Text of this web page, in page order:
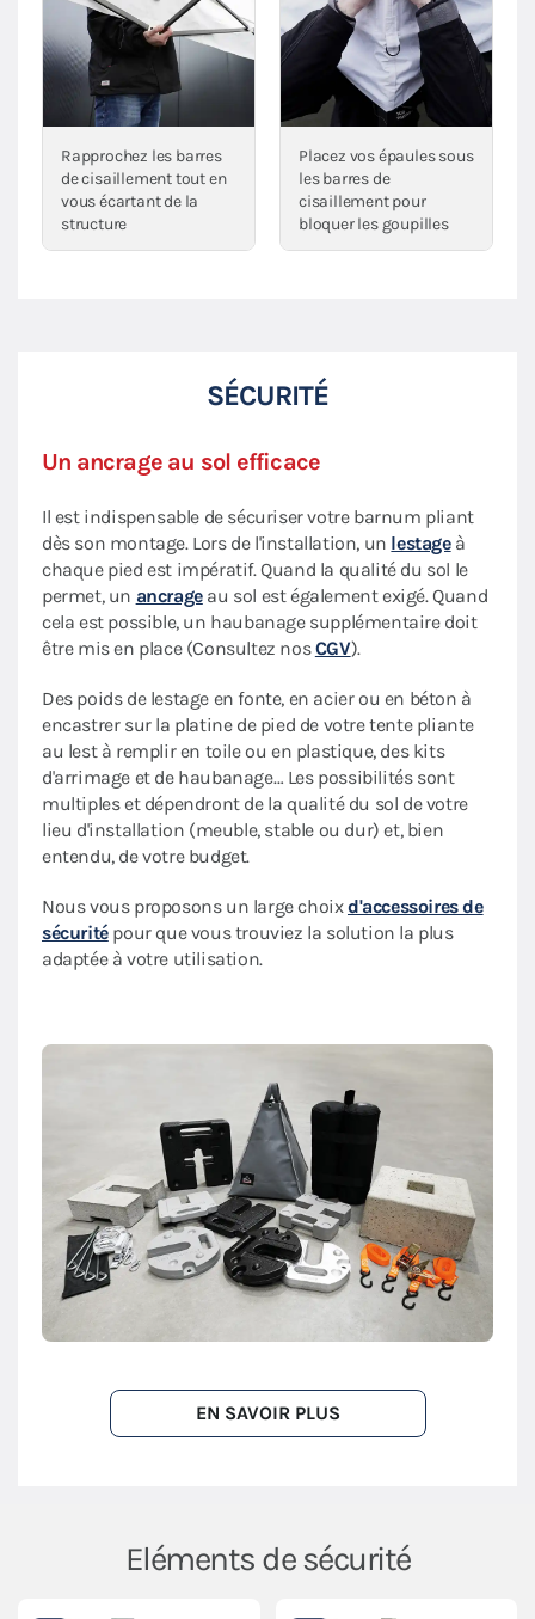
Rapprochez les barres
de cisaillement tout en
vous écartant de la
structure
Placez vos épaules sous
les barres de
cisaillement pour
bloquer les goupilles
SÉCURITÉ
Un ancrage au sol efficace
Il est indispensable de sécuriser votre barnum pliant
dès son montage. Lors de l'installation, un lestageà
chaque pied est impératif. Quand la qualité du sol le
permet, un ancrageau sol est également exigé. Quand
cela est possible, un haubanage supplémentaire doit
être mis en place (Consultez nosCGV).
Des poids de lestage en fonte, en acier ou en béton à
encastrer sur la platine de pied de votre tente pliante
au lest à remplir en toile ou en plastique, des kits
d'arrimage et de haubanage… Les possibilités sont
multiples et dépendront de la qualité du sol de votre
lieu d'installation (meuble, stable ou dur) et, bien
entendu, de votre budget.
Nous vous proposons un large choixd'accessoires de
sécuritépour que vous trouviez la solution la plus
adaptée à votre utilisation.
EN SAVOIR PLUS
Eléments de sécurité